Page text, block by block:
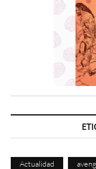
Actualidad